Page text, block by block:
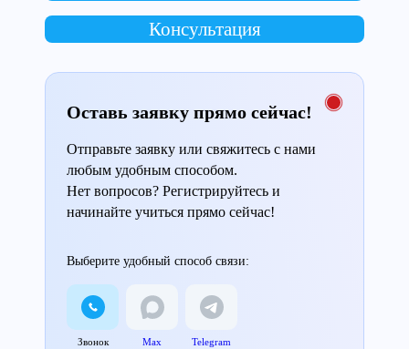
Консультация
Оставь заявку прямо сейчас!
Отправьте заявку или свяжитесь с нами
любым удобным способом.
Нет вопросов? Регистрируйтесь и
начинайте учиться прямо сейчас!
Выберите удобный способ связи:
Звонок Max Telegram